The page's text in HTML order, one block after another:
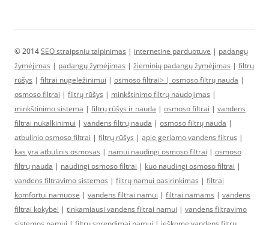
© 2014SEO straipsniu talpinimas | internetine parduotuve | padangų
žymėjimas | padangų žymėjimas | žieminių padangų žymėjimas | filtrų
rūšys | filtrai nugeležinimui | osmoso filtrai> | osmoso filtrų nauda |
osmoso filtrai | filtrų rūšys | minkštinimo filtrų naudojimas |
minkštinimo sistema | filtrų rūšys ir nauda | osmoso filtrai | vandens
filtrai nukalkinimui | vandens filtrų nauda | osmoso filtrų nauda |
atbulinio osmoso filtrai | filtrų rūšys | apie geriamo vandens filtrus |
kas yra atbulinis osmosas | namui naudingi osmoso filtrai | osmoso
filtrų nauda | naudingi osmoso filtrai | kuo naudingi osmoso filtrai |
vandens filtravimo sistemos | filtrų namui pasirinkimas | filtrai
komfortui namuose | vandens filtrai namui | filtrai namams | vandens
filtrai kokybei | tinkamiausi vandens filtrai namui | vandens filtravimo